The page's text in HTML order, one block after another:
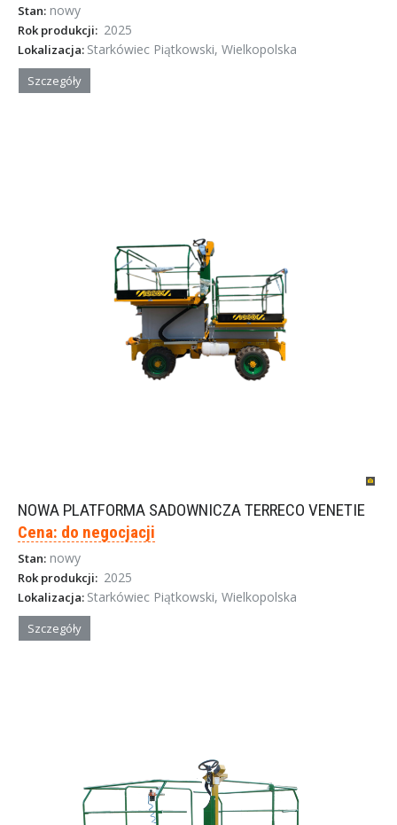
Stan: nowy
Rok produkcji: 2025
Lokalizacja: Starkówiec Piątkowski, Wielkopolska
Szczegóły
NOWA PLATFORMA SADOWNICZA TERRECO VENETIE
Cena: do negocjacji
Stan: nowy
Rok produkcji: 2025
Lokalizacja: Starkówiec Piątkowski, Wielkopolska
Szczegóły